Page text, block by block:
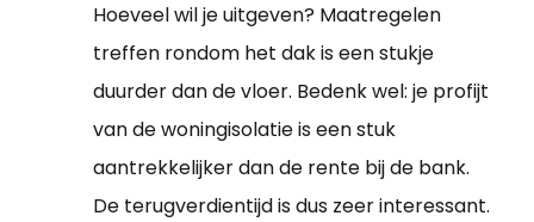
Hoeveel wil je uitgeven? Maatregelen
treffen rondom het dak is een stukje
duurder dan de vloer. Bedenk wel: je profijt
van de woningisolatie is een stuk
aantrekkelijker dan de rente bij de bank.
De terugverdientijd is dus zeer interessant.